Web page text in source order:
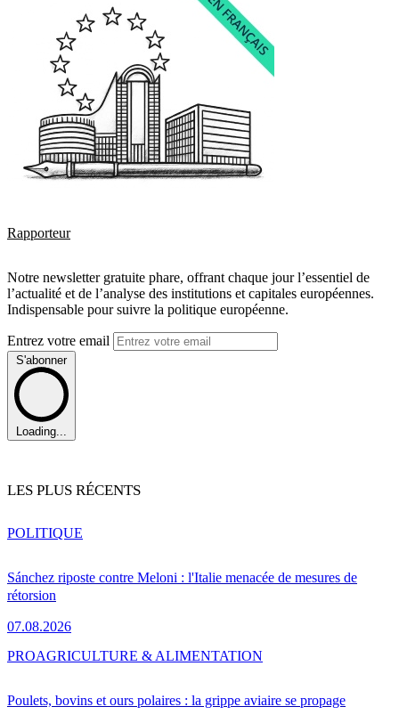
Rapporteur
Notre newsletter gratuite phare, offrant chaque jour l’essentiel de
l’actualité et de l’analyse des institutions et capitales européennes.
Indispensable pour suivre la politique européenne.
Entrez votre email
S'abonner
Loading...
LES PLUS RÉCENTS
Sánchez riposte contre Meloni : l'Italie menacée de mesures de
rétorsion
07.08.2026
POLITIQUE
Poulets, bovins et ours polaires : la grippe aviaire se propage
PROAGRICULTURE & ALIMENTATION